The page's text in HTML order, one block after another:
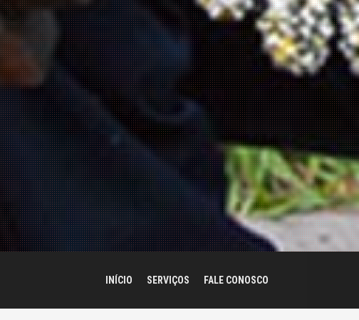
INÍCIO SERVIÇOS FALE CONOSCO